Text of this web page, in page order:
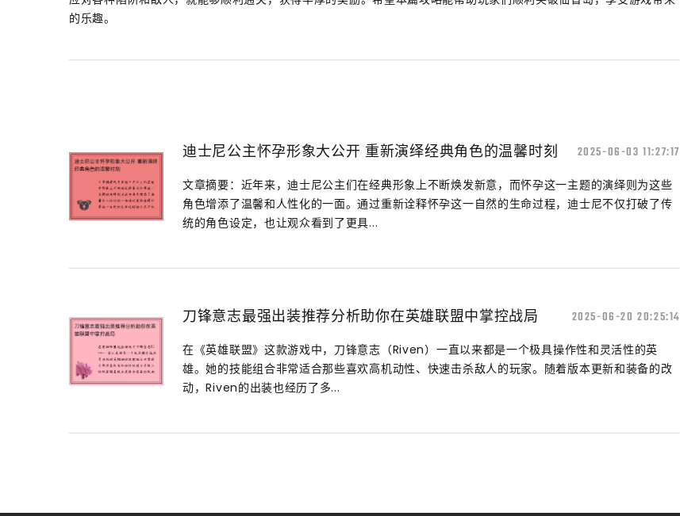
的乐趣。
迪士尼公主怀孕形象大公开 重新演绎经典角色的温馨时刻 2025-06-03 11:27:17
文章摘要：近年来，迪士尼公主们在经典形象上不断焕发新意，而怀孕这一主题的演绎则为这些
角色增添了温馨和人性化的一面。通过重新诠释怀孕这一自然的生命过程，迪士尼不仅打破了传
统的角色设定，也让观众看到了更具...
刀锋意志最强出装推荐分析助你在英雄联盟中掌控战局 2025-06-20 20:25:14
在《英雄联盟》这款游戏中，刀锋意志（Riven）一直以来都是一个极具操作性和灵活性的英
雄。她的技能组合非常适合那些喜欢高机动性、快速击杀敌人的玩家。随着版本更新和装备的改
动，Riven的出装也经历了多...